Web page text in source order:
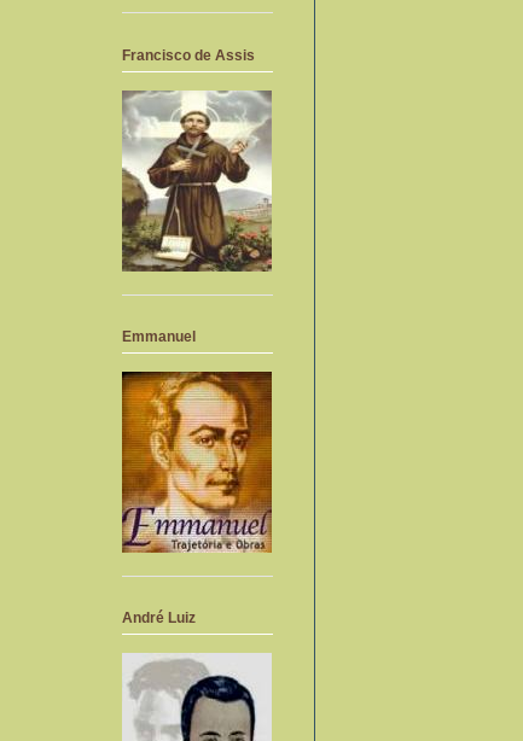
Francisco de Assis
Emmanuel
André Luiz